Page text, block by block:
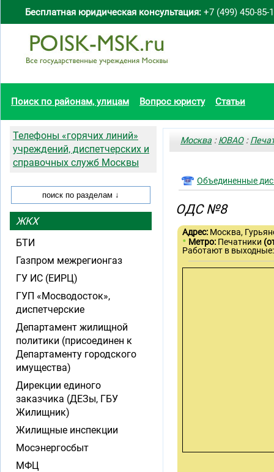
Бесплатная юридическая консультация: +7 (499) 450-85-
Поиск по районам, улицам Вопрос юристу Статьи
Москва :ЮВАО:
Объединенные
ОДС №8
Адрес: Москва,
• Метро: Печатники
Работают в
Телефоны «горячих линий»
учреждений, диспетчерских и
справочных служб Москвы
ЖКХ
БТИ
Газпром межрегионгаз
ГУ ИС (ЕИРЦ)
ГУП «Мосводосток»,
диспетчерские
Департамент жилищной
политики (присоединен к
Департаменту городского
имущества)
Дирекции единого
заказчика (ДЕЗы, ГБУ
Жилищник)
Жилищные инспекции
Мосэнергосбыт
МФЦ